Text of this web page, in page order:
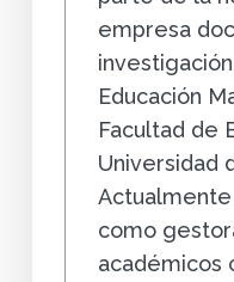
empresa
Educación
Facultad de
Universidad
como
académicos